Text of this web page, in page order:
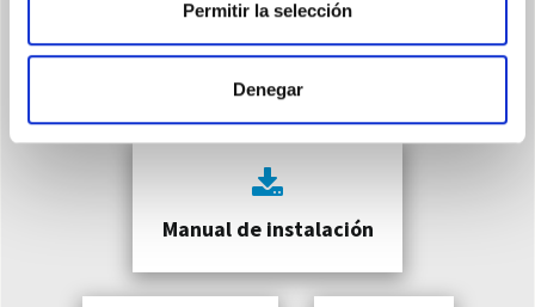
Permitir la selección
Denegar
Manual de instalación